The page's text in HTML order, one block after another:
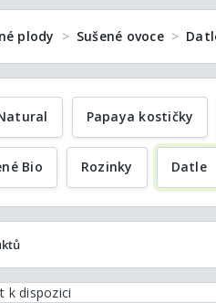
plody Sušené ovoce
Papaya kostičky
Bio Rozinky Datle
k dispozici